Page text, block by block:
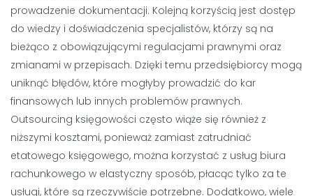
prowadzenie dokumentacji. Kolejną korzyścią jest dostęp
do wiedzy i doświadczenia specjalistów, którzy są na
bieżąco z obowiązującymi regulacjami prawnymi oraz
zmianami w przepisach. Dzięki temu przedsiębiorcy mogą
uniknąć błędów, które mogłyby prowadzić do kar
finansowych lub innych problemów prawnych.
Outsourcing księgowości często wiąże się również z
niższymi kosztami, ponieważ zamiast zatrudniać
etatowego księgowego, można korzystać z usług biura
rachunkowego w elastyczny sposób, płacąc tylko za te
usługi, które są rzeczywiście potrzebne. Dodatkowo, wiele